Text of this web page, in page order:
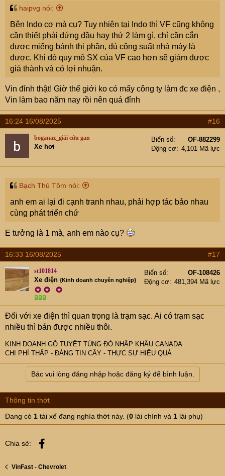
haipvg nói:
Bên Indo cơ mà cụ? Tuy nhiên tại Indo thì VF cũng không
cần thiết phải đứng đầu hay thứ 2 làm gì, chỉ cần cắn
được miếng bánh thị phần, đủ công suất nhà máy là
được. Khi đó quy mô SX của VF cao hơn sẽ giảm được
giá thành và có lợi nhuận.
Vin đỉnh thật! Giờ thế giới ko có mấy công ty làm đc xe điện ,
Vin làm bao năm nay rồi nên quá đỉnh
16:24 16/08/2025 #16
boganaz_giải cứu gan
Xe hơi
Biển số
OF-882299
Động cơ
4,101 Mã lực
Bạch Thủ Tôm nói:
anh em ai lại đi cạnh tranh nhau, phải hợp tác bảo nhau
cùng phát triển chứ
E tưởng là 1 mà, anh em nào cụ?
16:33 16/08/2025 #17
st101814
Xe điện {Kinh doanh chuyên nghiệp}
✪ ✪ ✪
Biển số
OF-108426
Động cơ
481,394 Mã lực
Đối với xe điện thì quan trọng là trạm sạc. Ai có trạm sạc
nhiều thì bán được nhiều thôi.
KINH DOANH GỖ TUYẾT TÙNG ĐỎ NHẬP KHẨU CANADA
CHI PHÍ THẤP - ĐÁNG TIN CẬY - THỰC SỰ HIỆU QUẢ
Bác vui lòng đăng nhập hoặc đăng ký để bình luận.
Thông tin thớt
Đang có 1 tài xế đang nghía thớt này. (0 lái chính và 1 lái phụ)
Chia sẻ:
VinFast - Chevrolet